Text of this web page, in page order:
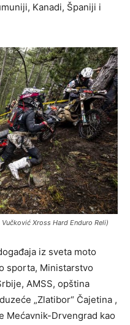
Kanadi, Španiji i
Xross Hard Enduro Reli)
iz sveta moto
sporta, Ministarstvo
AMSS, opština
„Zlatibor“ Čajetina ,
Mećavnik-Drvengrad kao